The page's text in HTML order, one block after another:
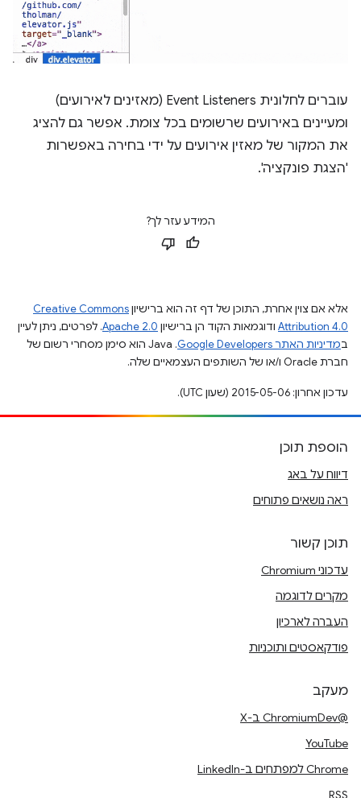
עוברים לחלונית Event Listeners (מאזינים לאירועים)
ומעיינים באירועים שרשומים בכל צומת. אפשר גם להציג
את המקור של מאזין אירועים על ידי בחירה באפשרות
'הצגת פונקציה'.
המידע עזר לך?
אלא אם צוין אחרת, התוכן של דף זה הוא ברישיוןCreative Commons
Attribution 4.0 ודוגמאות הקוד הן ברישיון Apache 2.0. לפרטים, ניתן לעיין
במדיניות האתר Google Developers‏
.‏ Java הוא סימן מסחרי רשום של
חברת Oracle ו/או של השותפים העצמאיים שלה.
עדכון אחרון: 2015-05-06 (שעון UTC).
הוספת תוכן
דיווח על באג
ראה נושאים פתוחים
תוכן קשור
עדכוני Chromium
מקרים לדוגמה
העברה לארכיון
פודקאסטים ותוכניות
מעקב
@ChromiumDev ב-X
YouTube
Chrome למפתחים ב-LinkedIn
RSS